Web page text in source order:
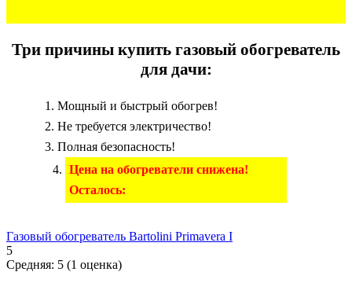
Три причины купить газовый обогреватель
для дачи:
Мощный и быстрый обогрев!
Не требуется электричество!
Полная безопасность!
Цена на обогреватели снижена!
Осталось:
Газовый обогреватель Bartolini Primavera I
5
Средняя: 5 (1 оценка)